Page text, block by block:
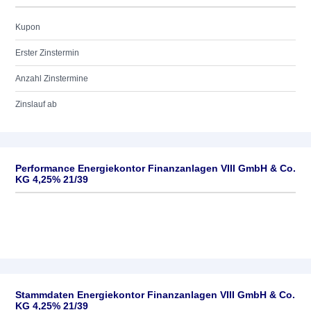
Kupon
Erster Zinstermin
Anzahl Zinstermine
Zinslauf ab
Performance Energiekontor Finanzanlagen VIII GmbH & Co.
KG 4,25% 21/39
Stammdaten Energiekontor Finanzanlagen VIII GmbH & Co.
KG 4,25% 21/39